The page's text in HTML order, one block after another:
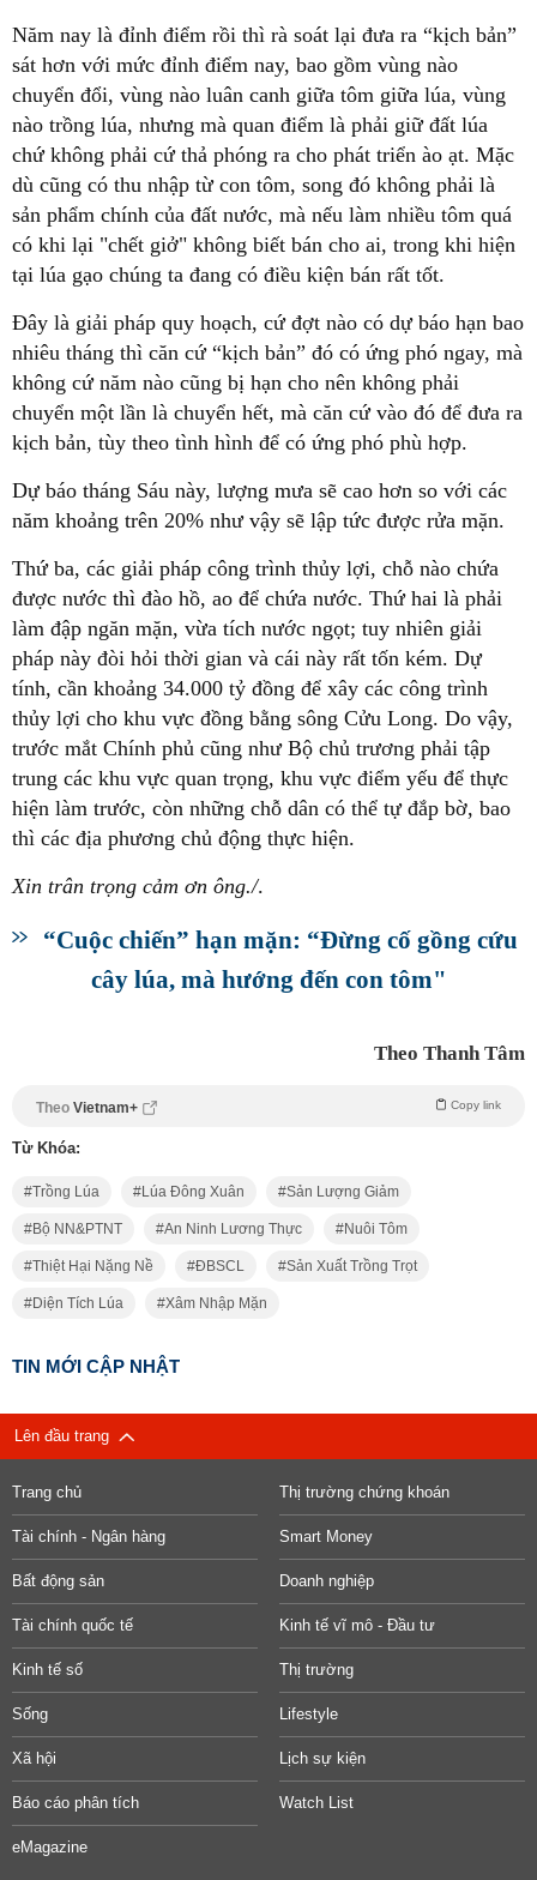
Năm nay là đỉnh điểm rồi thì rà soát lại đưa ra “kịch bản”
sát hơn với mức đỉnh điểm nay, bao gồm vùng nào
chuyển đổi, vùng nào luân canh giữa tôm giữa lúa, vùng
nào trồng lúa, nhưng mà quan điểm là phải giữ đất lúa
chứ không phải cứ thả phóng ra cho phát triển ào ạt. Mặc
dù cũng có thu nhập từ con tôm, song đó không phải là
sản phẩm chính của đất nước, mà nếu làm nhiều tôm quá
có khi lại "chết giở" không biết bán cho ai, trong khi hiện
tại lúa gạo chúng ta đang có điều kiện bán rất tốt.
Đây là giải pháp quy hoạch, cứ đợt nào có dự báo hạn bao
nhiêu tháng thì căn cứ “kịch bản” đó có ứng phó ngay, mà
không cứ năm nào cũng bị hạn cho nên không phải
chuyển một lần là chuyển hết, mà căn cứ vào đó để đưa ra
kịch bản, tùy theo tình hình để có ứng phó phù hợp.
Dự báo tháng Sáu này, lượng mưa sẽ cao hơn so với các
năm khoảng trên 20% như vậy sẽ lập tức được rửa mặn.
Thứ ba, các giải pháp công trình thủy lợi, chỗ nào chứa
được nước thì đào hồ, ao để chứa nước. Thứ hai là phải
làm đập ngăn mặn, vừa tích nước ngọt; tuy nhiên giải
pháp này đòi hỏi thời gian và cái này rất tốn kém. Dự
tính, cần khoảng 34.000 tỷ đồng để xây các công trình
thủy lợi cho khu vực đồng bằng sông Cửu Long. Do vậy,
trước mắt Chính phủ cũng như Bộ chủ trương phải tập
trung các khu vực quan trọng, khu vực điểm yếu để thực
hiện làm trước, còn những chỗ dân có thể tự đắp bờ, bao
thì các địa phương chủ động thực hiện.
Xin trân trọng cảm ơn ông./.
“Cuộc chiến” hạn mặn: “Đừng cố gồng cứu
cây lúa, mà hướng đến con tôm"
Theo Thanh Tâm
Theo Vietnam+ Copy link
Từ Khóa:
Trồng Lúa Lúa Đông Xuân Sản Lượng Giảm
Bộ NN&PTNT An Ninh Lương Thực Nuôi Tôm
Thiệt Hại Nặng Nề ĐBSCL Sản Xuất Trồng Trọt
Diện Tích Lúa Xâm Nhập Mặn
TIN MỚI CẬP NHẬT
Lên đầu trang
Trang chủ Thị trường chứng khoán
Tài chính - Ngân hàng Smart Money
Bất động sản Doanh nghiệp
Tài chính quốc tế Kinh tế vĩ mô - Đầu tư
Kinh tế số Thị trường
Sống Lifestyle
Xã hội Lịch sự kiện
Báo cáo phân tích Watch List
eMagazine